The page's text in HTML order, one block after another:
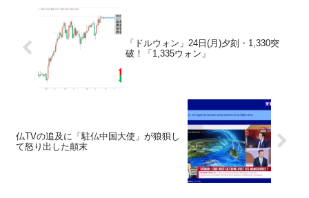
「ドルウォン」24日(月)夕刻・1,330突
破！「1,335ウォン」
仏TVの追及に「駐仏中国大使」が狼狽し
て怒り出した顛末